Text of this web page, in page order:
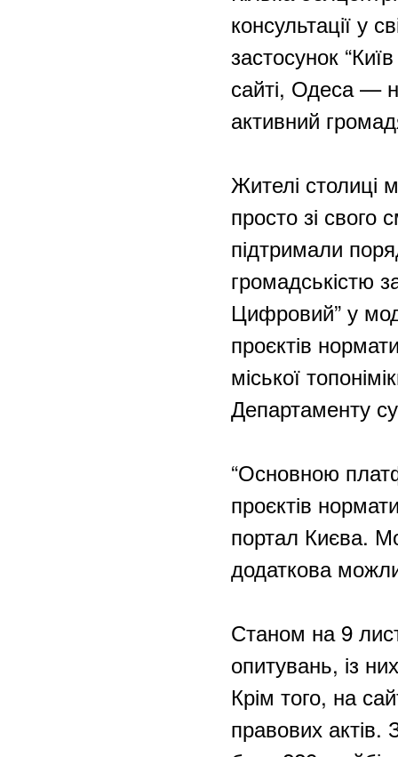
консультації у
застосунок
сайті, Одеса —
активний
Жителі столиці
просто зі свого
підтримали
громадськістю
Цифровий” у
проєктів
міської
Департаменту
“Основною
проєктів
портал Києва.
додаткова
Станом на 9
опитувань, із
Крім того, на
правових актів.